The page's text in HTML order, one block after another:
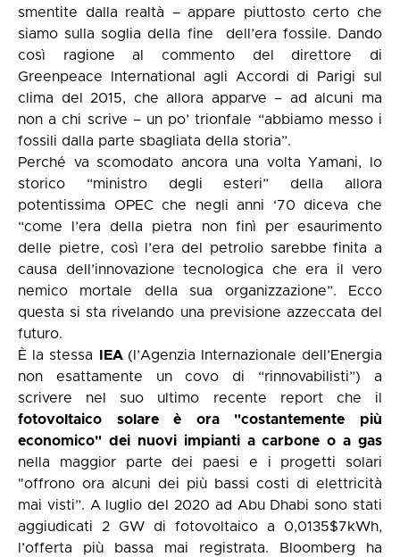
smentite dalla realtà – appare piuttosto certo che
siamo sulla soglia della fine dell’era fossile. Dando
così ragione al commento del direttore di
Greenpeace International agli Accordi di Parigi sul
clima del 2015, che allora apparve – ad alcuni ma
non a chi scrive – un po’ trionfale “abbiamo messo i
fossili dalla parte sbagliata della storia”.
Perché va scomodato ancora una volta Yamani, lo
storico “ministro degli esteri” della allora
potentissima OPEC che negli anni ‘70 diceva che
“come l’era della pietra non finì per esaurimento
delle pietre, così l’era del petrolio sarebbe finita a
causa dell’innovazione tecnologica che era il vero
nemico mortale della sua organizzazione”. Ecco
questa si sta rivelando una previsione azzeccata del
futuro.
È la stessa
IEA (l’Agenzia Internazionale dell’Energia
non esattamente un covo di “rinnovabilisti”) a
scrivere nel suo ultimo recente report che il
fotovoltaico solare è ora "costantemente più
economico" dei nuovi impianti a carbone o a gas
nella maggior parte dei paesi e i progetti solari
"offrono ora alcuni dei più bassi costi di elettricità
mai visti”. A luglio del 2020 ad Abu Dhabi sono stati
aggiudicati 2 GW di fotovoltaico a 0,0135$7kWh,
l’offerta più bassa mai registrata. Bloomberg ha